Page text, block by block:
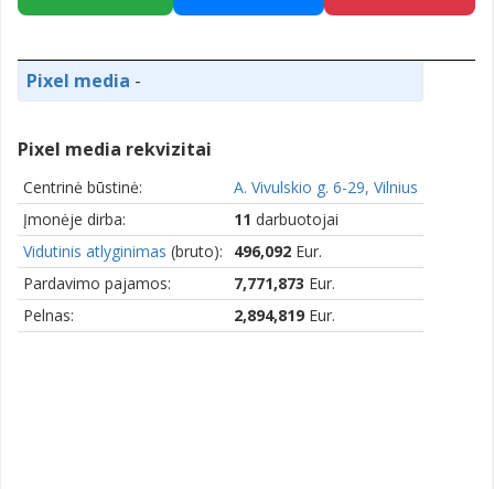
Pixel media -
Pixel media rekvizitai
Centrinė būstinė:
A. Vivulskio g. 6-29, Vilnius
Įmonėje dirba:
11 darbuotojai
Vidutinis atlyginimas (bruto): 496,092 Eur.
Pardavimo pajamos:
7,771,873 Eur.
Pelnas:
2,894,819 Eur.